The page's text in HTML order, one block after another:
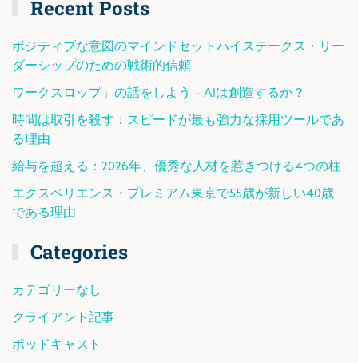
Recent Posts
ポジティブな意図のマインドセットハイステークス・リー
ダーシップのための戦術的信頼
ワークスロップ」の話をしよう – AIは創造するか？
時間は取引を殺す：スピードが最も強力な採用ツールであ
る理由
給与を超える：2026年、優秀な人材を惹きつける4つの柱
エクスペリエンス・プレミアム東京で55歳が新しい40歳
である理由
Categories
カテゴリーなし
クライアント記事
ポッドキャスト